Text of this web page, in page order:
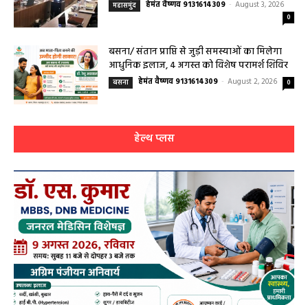
महासमुंद मातृ एवं शिशु मृत्यु दर में कमी लाने जिला
स्तरीय समीक्षा बैठक आयोजित
महासमुंद हेमंत वैष्णव 9131614309 - August 3, 2026
0
हेमंत वैष्णव 9131614309
हेल्थ प्लस